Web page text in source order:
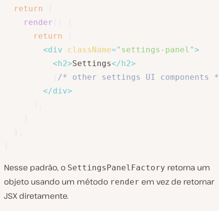
return
render
return
<div className=" settings-panel ">
<h2>Settings</h2>
/* other settings UI components
</div>
Nesse padrão, o SettingsPanelFactory retorna um
objeto usando um método render em vez de retornar
JSX diretamente.